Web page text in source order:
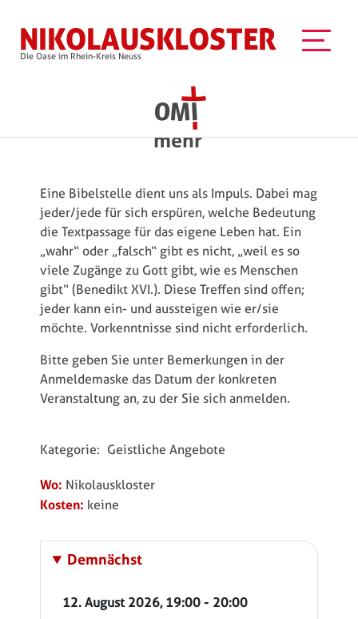
Die Oase im Rhein-Kreis Neuss
Bibelgespräch und
mehr
Eine Bibelstelle dient uns als Impuls. Dabei mag
jeder/jede für sich erspüren, welche Bedeutung
die Textpassage für das eigene Leben hat. Ein
„wahr“ oder „falsch“ gibt es nicht, „weil es so
viele Zugänge zu Gott gibt, wie es Menschen
gibt“ (Benedikt XVI.). Diese Treffen sind offen;
jeder kann ein- und aussteigen wie er/sie
möchte. Vorkenntnisse sind nicht erforderlich.
Bitte geben Sie unter Bemerkungen in der
Anmeldemaske das Datum der konkreten
Veranstaltung an, zu der Sie sich anmelden.
Kategorie: Geistliche Angebote
Wo: Nikolauskloster
Kosten: keine
Demnächst
12. August 2026, 19:00 - 20:00